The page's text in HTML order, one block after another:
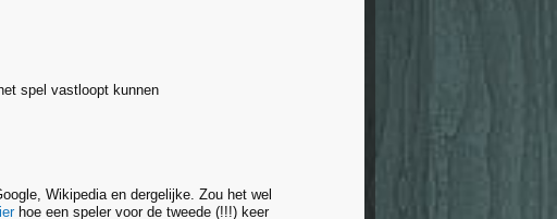
spel vastloopt kunnen
Wikipedia en dergelijke. Zou het wel
hoe een speler voor de tweede (!!!) keer